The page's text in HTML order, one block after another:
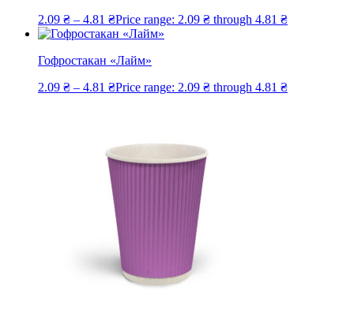
2.09 ₴ – 4.81 ₴Price range: 2.09 ₴ through 4.81 ₴
Гофростакан «Лайм»
2.09 ₴ – 4.81 ₴Price range: 2.09 ₴ through 4.81 ₴